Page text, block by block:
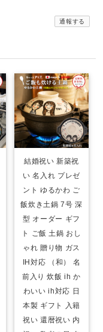
通報する
結婚祝い 新築祝
い 名入れ プレゼ
ント ゆるかわ ご
飯炊き土鍋 7号 深
型 オーダー ギフ
ト ご飯 土鍋 おし
ゃれ 贈り物 ガス
IH対応 （和） 名
前入り 炊飯 ih か
わいい ih対応 日
本製 ギフト 入籍
祝い 還暦祝い 内